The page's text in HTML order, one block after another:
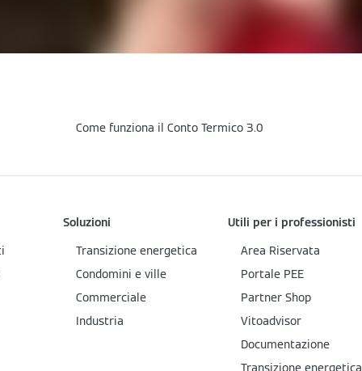
Come funziona il Conto Termico 3.0
Soluzioni
Transizione energetica
Condomini e ville
Commerciale
Industria
Utili per i professionisti
Area Riservata
Portale PEE
Partner Shop
Vitoadvisor
Documentazione
Transizione energetica